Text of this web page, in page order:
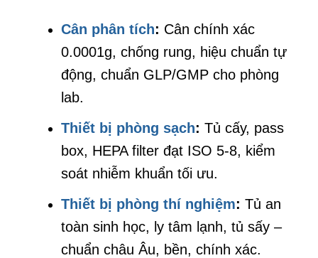
Cân phân tích: Cân chính xác
0.0001g, chống rung, hiệu chuẩn tự
động, chuẩn GLP/GMP cho phòng
lab.
Thiết bị phòng sạch: Tủ cấy, pass
box, HEPA filter đạt ISO 5-8, kiểm
soát nhiễm khuẩn tối ưu.
Thiết bị phòng thí nghiệm: Tủ an
toàn sinh học, ly tâm lạnh, tủ sấy –
chuẩn châu Âu, bền, chính xác.